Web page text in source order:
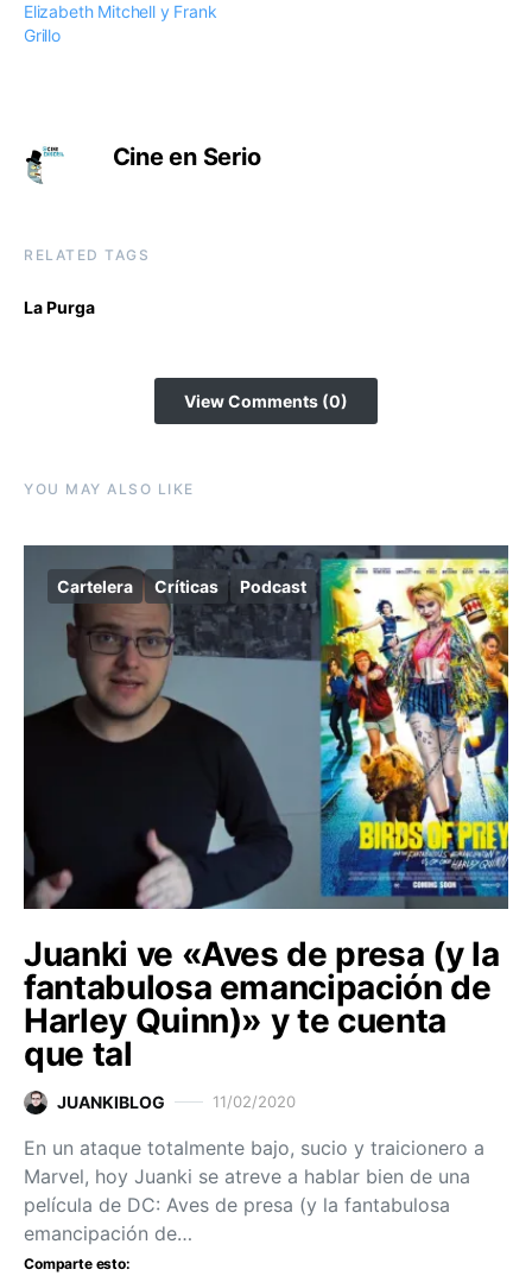
Elizabeth Mitchell y Frank
Grillo
Cine en Serio
RELATED TAGS
La Purga
View Comments (0)
YOU MAY ALSO LIKE
Cartelera Críticas Podcast
Juanki ve «Aves de presa (y la
fantabulosa emancipación de
Harley Quinn)» y te cuenta
que tal
JUANKIBLOG 11/02/2020
En un ataque totalmente bajo, sucio y traicionero a
Marvel, hoy Juanki se atreve a hablar bien de una
película de DC: Aves de presa (y la fantabulosa
emancipación de…
Comparte esto: